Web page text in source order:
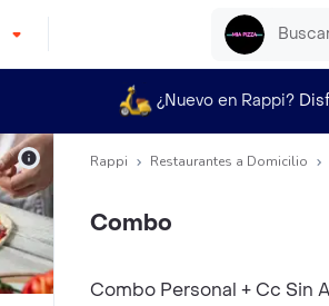
¿Nuevo en Rappi?
Rappi Restaurantes a Domicilio
Combo
Combo Personal + Cc Sin